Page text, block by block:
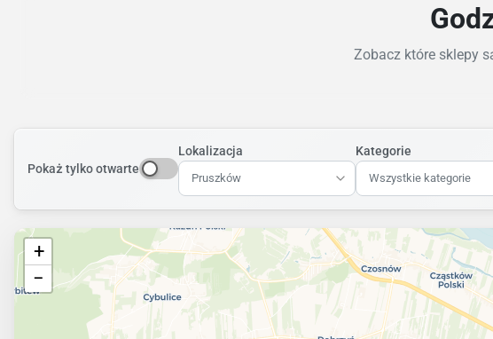
Zobacz które sklepy
Pokaż tylko otwarte
Lokalizacja
Pruszków
Kategorie
Wszystkie kategorie
+
−